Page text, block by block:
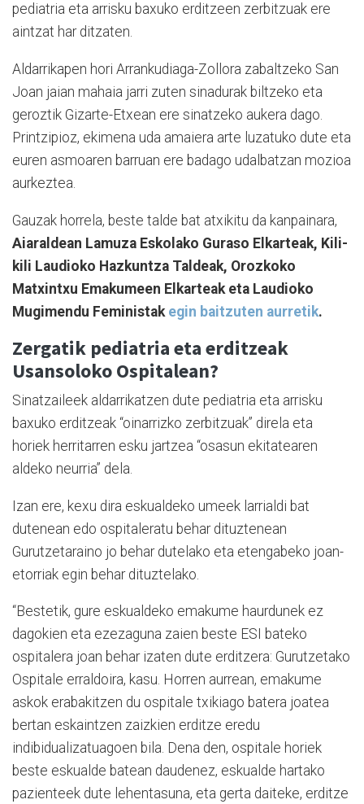
pediatria eta arrisku baxuko erditzeen zerbitzuak ere
aintzat har ditzaten.
Aldarrikapen hori Arrankudiaga-Zollora zabaltzeko San
Joan jaian mahaia jarri zuten sinadurak biltzeko eta
geroztik Gizarte-Etxean ere sinatzeko aukera dago.
Printzipioz, ekimena uda amaiera arte luzatuko dute eta
euren asmoaren barruan ere badago udalbatzan mozioa
aurkeztea.
Gauzak horrela, beste talde bat atxikitu da kanpainara,
Aiaraldean Lamuza Eskolako Guraso Elkarteak, Kili-
kili Laudioko Hazkuntza Taldeak, Orozkoko
Matxintxu Emakumeen Elkarteak eta Laudioko
Mugimendu Feministak egin baitzuten aurretik.
Zergatik pediatria eta erditzeak
Usansoloko Ospitalean?
Sinatzaileek aldarrikatzen dute pediatria eta arrisku
baxuko erditzeak “oinarrizko zerbitzuak” direla eta
horiek herritarren esku jartzea “osasun ekitatearen
aldeko neurria” dela.
Izan ere, kexu dira eskualdeko umeek larrialdi bat
dutenean edo ospitaleratu behar dituztenean
Gurutzetaraino jo behar dutelako eta etengabeko joan-
etorriak egin behar dituztelako.
“Bestetik, gure eskualdeko emakume haurdunek ez
dagokien eta ezezaguna zaien beste ESI bateko
ospitalera joan behar izaten dute erditzera: Gurutzetako
Ospitale erraldoira, kasu. Horren aurrean, emakume
askok erabakitzen du ospitale txikiago batera joatea
bertan eskaintzen zaizkien erditze eredu
indibidualizatuagoen bila. Dena den, ospitale horiek
beste eskualde batean daudenez, eskualde hartako
pazienteek dute lehentasuna, eta gerta daiteke, erditze